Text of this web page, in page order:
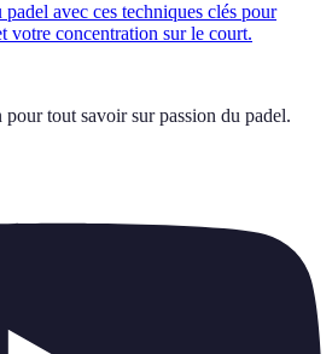
avec ces techniques clés pour
votre concentration sur le court.
pour tout savoir sur passion du padel.